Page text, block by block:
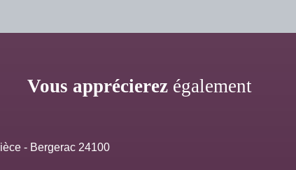
Vous apprécierezégalement